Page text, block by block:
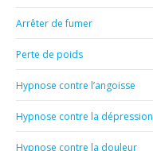
Arrêter de fumer
Perte de poids
Hypnose contre l’angoisse
Hypnose contre la dépression
Hypnose contre la douleur